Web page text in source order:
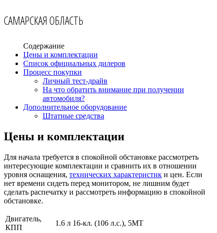
САМАРСКАЯ ОБЛАСТЬ
Содержание
Цены и комплектации
Список официальных дилеров
Процесс покупки
Личный тест-драйв
На что обратить внимание при получении
автомобиля?
Дополнительное оборудование
Штатные средства
Цены и комплектации
Для начала требуется в спокойной обстановке рассмотреть
интересующие комплектации и сравнить их в отношении
уровня оснащения, технических характеристик и цен. Если
нет времени сидеть перед монитором, не лишним будет
сделать распечатку и рассмотреть информацию в спокойной
обстановке.
Двигатель,
КПП
1.6 л 16-кл. (106 л.с.), 5МТ